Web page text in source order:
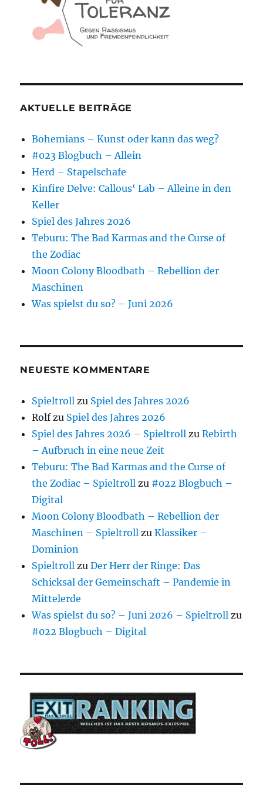
AKTUELLE BEITRÄGE
Bohemians – Kunst oder kann das weg?
#023 Blogbuch – Allein
Herd – Stapelschafe
Kinfire Delve: Callous‘ Lab – Alleine in den
Keller
Spiel des Jahres 2026
Teburu: The Bad Karmas and the Curse of
the Zodiac
Moon Colony Bloodbath – Rebellion der
Maschinen
Was spielst du so? – Juni 2026
NEUESTE KOMMENTARE
Spieltroll zu Spiel des Jahres 2026
Rolfzu Spiel des Jahres 2026
Spiel des Jahres 2026 – Spieltroll zuRebirth
– Aufbruch in eine neue Zeit
Teburu: The Bad Karmas and the Curse of
the Zodiac – Spieltroll zu #022 Blogbuch –
Digital
Moon Colony Bloodbath – Rebellion der
Maschinen – Spieltroll zuKlassiker –
Dominion
Spieltroll zuDer Herr der Ringe: Das
Schicksal der Gemeinschaft – Pandemie in
Mittelerde
Was spielst du so? – Juni 2026 – Spieltroll zu
#022 Blogbuch – Digital